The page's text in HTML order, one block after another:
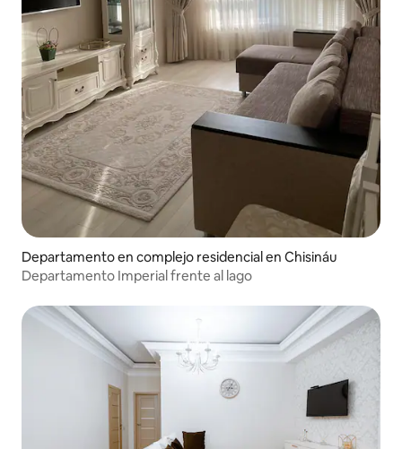
Departamento en complejo residencial en Chisináu
Departamento Imperial frente al lago